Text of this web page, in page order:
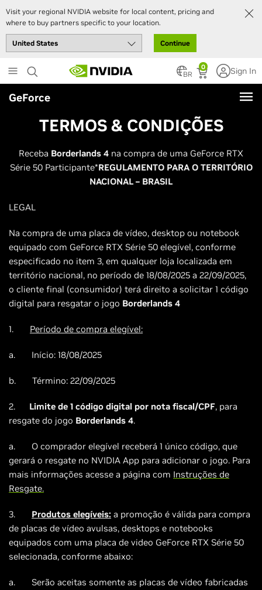
Visit your regional NVIDIA website for local content, pricing and
where to buy partners specific to your location.
Continue
to
main
content
0
BR Sign In
GeForce
TERMOS & CONDIÇÕES
Receba Borderlands 4 na compra de uma GeForce RTX
Série 50 Participante*REGULAMENTO PARA O TERRITÓRIO
NACIONAL – BRASIL
LEGAL
Na compra de uma placa de vídeo, desktop ou notebook
equipado com GeForce RTX Série 50 elegível, conforme
especificado no item 3, em qualquer loja localizada em
território nacional, no período de 18/08/2025 a 22/09/2025,
o cliente final (consumidor) terá direito a solicitar 1 código
digital para resgatar o jogo Borderlands 4
1. Período de compra elegível:
a. Início: 18/08/2025
b. Término: 22/09/2025
2. Limite de 1 código digital por nota fiscal/CPF, para
resgate do jogo Borderlands 4.
a. O comprador elegível receberá 1 único código, que
gerará o resgate no NVIDIA App para adicionar o jogo. Para
mais informações acesse a página com Instruções de
Resgate.
3. Produtos elegíveis: a promoção é válida para compra
de placas de vídeo avulsas, desktops e notebooks
equipados com uma placa de video GeForce RTX Série 50
selecionada, conforme abaixo:
a.
Serão aceitas somente as placas de vídeo fabricadas